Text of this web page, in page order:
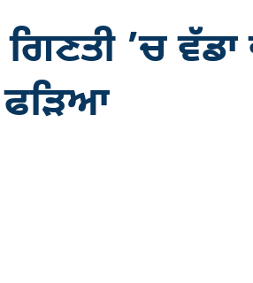
’ਚ
ਫੜਿਆ